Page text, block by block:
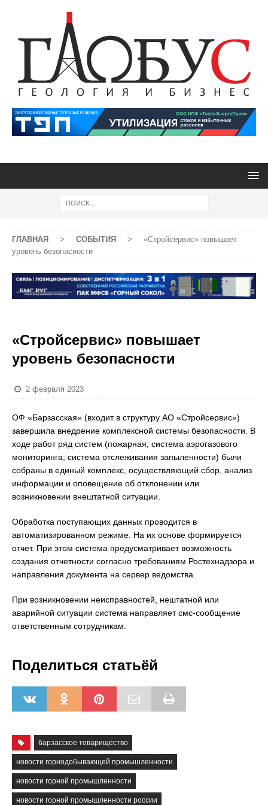
ГЛАВНАЯ > СОБЫТИЯ >
«Стройсервис» повышает
уровень безопасности
«Стройсервис» повышает
уровень безопасности
2 февраля 2023
ОФ «Барзасская» (входит в структуру АО «Стройсервис»)
завершила внедрение комплексной системы безопасности. В
ходе работ ряд систем (пожарная; система аэрогазового
мониторинга; система отслеживания запыленности) были
собраны в единый комплекс, осуществляющий сбор, анализ
информации и оповещение об отклонении или
возникновении внештатной ситуации.
Обработка поступающих данных проводится в
автоматизированном режиме. На их основе формируется
отчет. При этом система предусматривает возможность
создания отчетности согласно требованиям Ростехнадзора и
направления документа на сервер ведомства.
При возникновении неисправностей, нештатной или
аварийной ситуации система направляет смс-сообщение
ответственным сотрудникам.
Поделиться статьёй
барзасское товарищество
новости горнодобывающей промышленности
новости горной промышленности
новости горной промышленности россии